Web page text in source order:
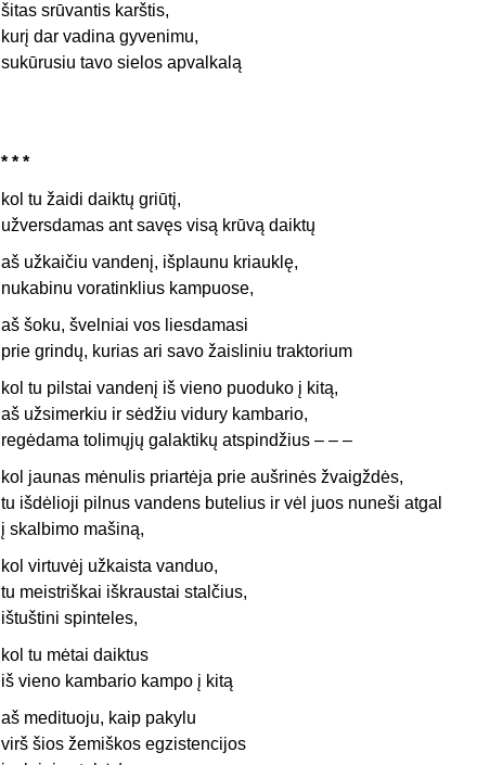
šitas srūvantis karštis,
kurį dar vadina gyvenimu,
sukūrusiu tavo sielos apvalkalą
* * *
kol tu žaidi daiktų griūtį,
užversdamas ant savęs visą krūvą daiktų
aš užkaičiu vandenį, išplaunu kriauklę,
nukabinu voratinklius kampuose,
aš šoku, švelniai vos liesdamasi
prie grindų, kurias ari savo žaisliniu traktorium
kol tu pilstai vandenį iš vieno puoduko į kitą,
aš užsimerkiu ir sėdžiu vidury kambario,
regėdama tolimųjų galaktikų atspindžius – – –
kol jaunas mėnulis priartėja prie aušrinės žvaigždės,
tu išdėlioji pilnus vandens butelius ir vėl juos nuneši atgal
į skalbimo mašiną,
kol virtuvėj užkaista vanduo,
tu meistriškai iškraustai stalčius,
ištuštini spinteles,
kol tu mėtai daiktus
iš vieno kambario kampo į kitą
aš medituoju, kaip pakylu
virš šios žemiškos egzistencijos